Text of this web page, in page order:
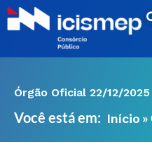
Ir
para
Órgão Oficial 22/12/2025
Você está em: Início »